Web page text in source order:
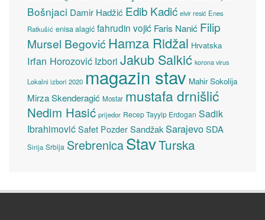
Bošnjaci Damir Hadžić Edib Kadić elvir resić Enes
Ratkušić enisa alagić fahrudin vojić Faris Nanić Filip
Mursel Begović Hamza Ridžal Hrvatska
Irfan Horozović Izbori Jakub Salkić korona virus
Lokalni izbori 2020 magazin stav Mahir Sokolija
Mirza Skenderagić Mostar mustafa drnišlić
Nedim Hasić prijedor Recep Tayyip Erdogan Sadik
Ibrahimović Safet Pozder SandžakSarajevoSDA
Sirija Srbija SrebrenicaStavTurska